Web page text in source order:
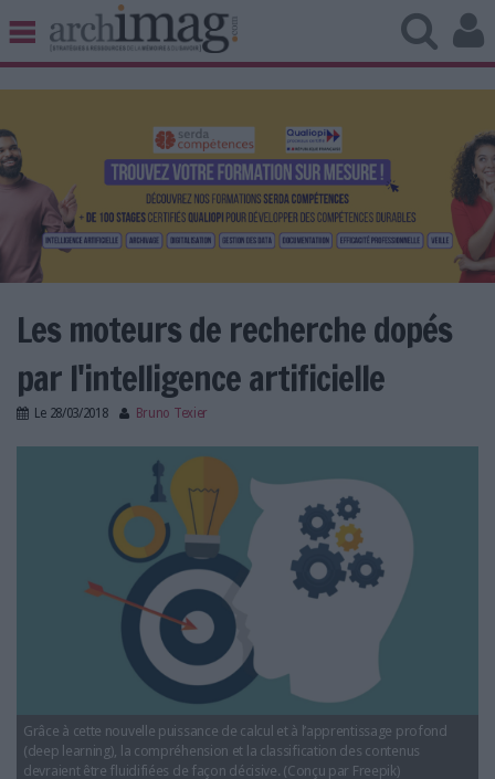
BIBLIOTHÈQUE ÉDITION
UNIVERS DATA
TRAVAIL COLLABORATIF
VIE NUMÉRIQUE
NUMÉRIQUE RESPONSABLE
LES DOSSIERS
LES GUIDES PRATIQUES
L'ESPACE EMPLOI
L'AGENDA
L'ANNUAIRE DES ACTEURS
LES LIVRES BLANCS
LES SUPPLÉMENTS
NOS OFFRES D'ABONNEMENTS
Les moteurs de recherche dopés
par l'intelligence artificielle
Le 28/03/2018 Bruno Texier
search_IA.jpg
Grâce à cette nouvelle puissance de calcul et à l’apprentissage profond
(deep learning), la compréhension et la classification des contenus
devraient être fluidifiées de façon décisive. (Conçu par Freepik)